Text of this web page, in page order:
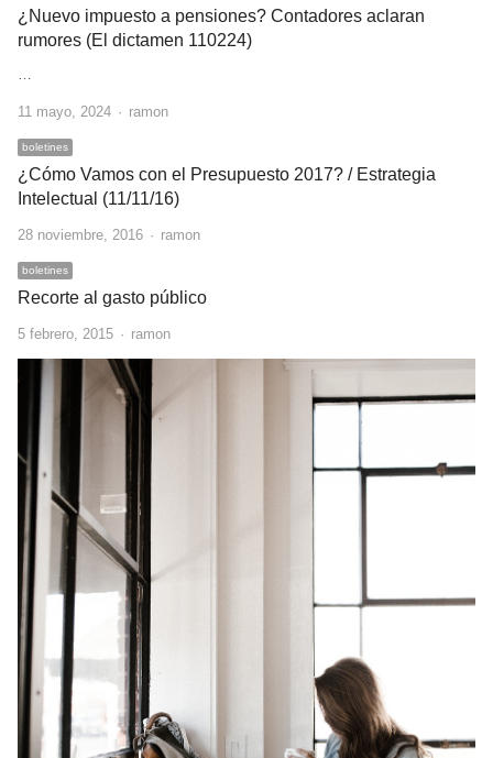
¿Nuevo impuesto a pensiones? Contadores aclaran
rumores (El dictamen 110224)
11 mayo, 2024 Author
ramon
boletines
¿Cómo Vamos con el Presupuesto 2017? / Estrategia
Intelectual (11/11/16)
28 noviembre, 2016 Author
ramon
boletines
Recorte al gasto público
5 febrero, 2015 Author
ramon